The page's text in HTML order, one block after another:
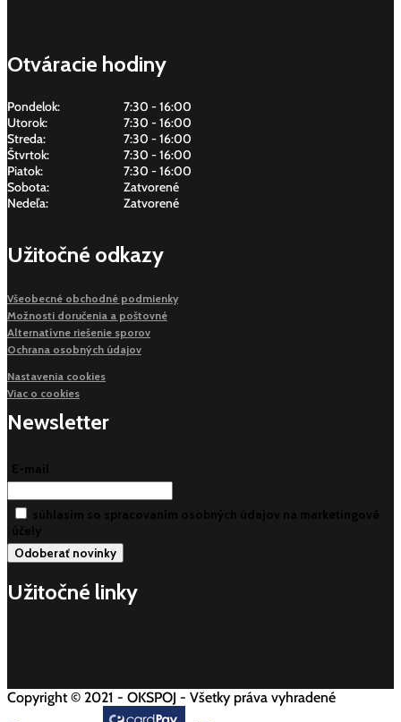
Otváracie hodiny
Pondelok:
7:30 - 16:00
Utorok:
7:30 - 16:00
Streda:
7:30 - 16:00
Štvrtok:
7:30 - 16:00
Piatok:
7:30 - 16:00
Sobota:
Zatvorené
Nedeľa:
Zatvorené
Užitočné odkazy
Všeobecné obchodné podmienky
Možnosti doručenia a poštovné
Alternatívne riešenie sporov
Ochrana osobných údajov
Nastavenia cookies
Viac o cookies
Newsletter
E-mail
súhlasim so spracovaním osobných údajov na marketingové
účely
Užitočné linky
Copyright © 2021 - OKSPOJ - Všetky práva vyhradené